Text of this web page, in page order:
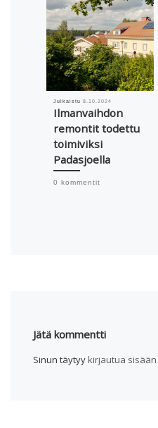
Julkaistu8.10.2024
Ilmanvaihdon
remontit todettu
toimiviksi
Padasjoella
0 kommentit
Jätä kommentti
Sinun täytyy kirjautua sisään